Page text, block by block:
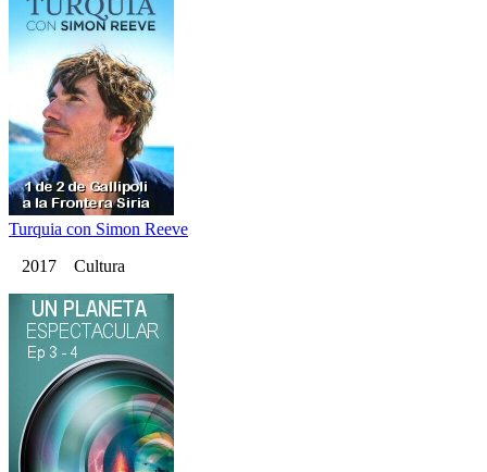
Turquia con Simon Reeve
2017 Cultura